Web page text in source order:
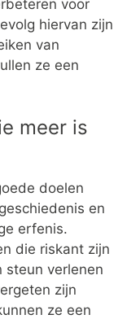
voor
hiervan zijn
van
ze een
meer is
doelen
en
erfenis.
die riskant zijn
steun verlenen
zijn
ze een